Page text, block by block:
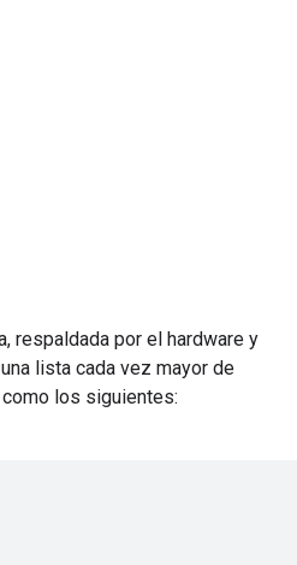
respaldada por el hardware y
lista cada vez mayor de
los siguientes: